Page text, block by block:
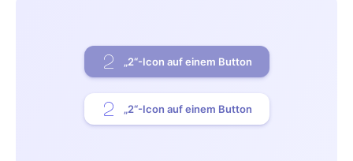
„2“-Icon auf einem Button
„2“-Icon auf einem Button